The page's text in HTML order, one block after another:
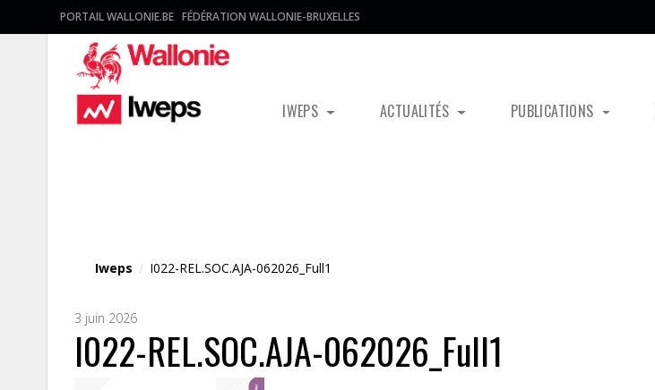
PORTAIL WALLONIE.BE FÉDÉRATION WALLONIE-BRUXELLES
IWEPS ACTUALITÉS PUBLICATIONS
Iweps / I022-REL.SOC.AJA-062026_Full1
3 juin 2026
I022-REL.SOC.AJA-062026_Full1